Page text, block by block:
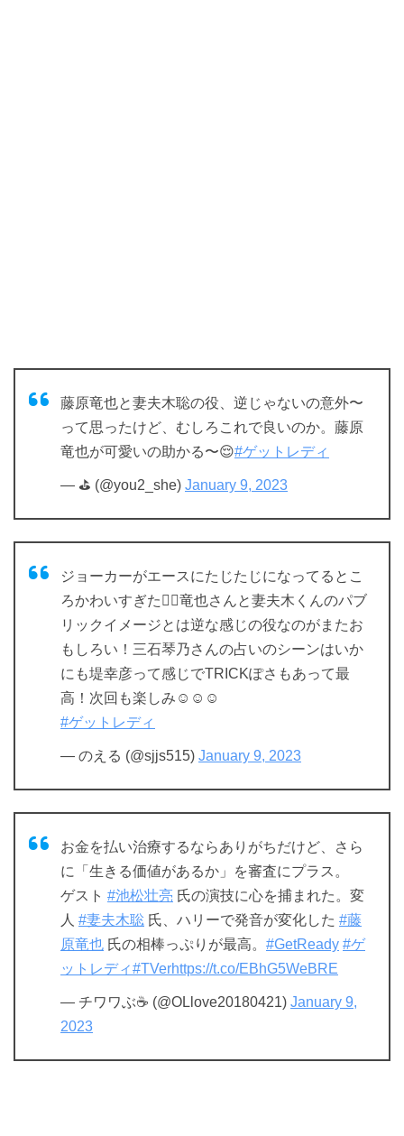
藤原竜也と妻夫木聡の役、逆じゃないの意外〜
って思ったけど、むしろこれで良いのか。藤原
竜也が可愛いの助かる〜😌#ゲットレディ
— ⛳️ (@you2_she) January 9, 2023
ジョーカーがエースにたじたじになってるとこ
ろかわいすぎた🤦‍♀️竜也さんと妻夫木くんのパブ
リックイメージとは逆な感じの役なのがまたお
もしろい！三石琴乃さんの占いのシーンはいか
にも堤幸彦って感じでTRICKぽさもあって最
高！次回も楽しみ☺️☺️☺️
#ゲットレディ
— のえる (@sjjs515) January 9, 2023
お金を払い治療するならありがちだけど、さら
に「生きる価値があるか」を審査にプラス。
ゲスト #池松壮亮 氏の演技に心を捕まれた。変
人 #妻夫木聡 氏、ハリーで発音が変化した #藤
原竜也 氏の相棒っぷりが最高。 #GetReady #ゲ
ットレディ#TVerhttps://t.co/EBhG5WeBRE
— チワワぶ☕ (@OLlove20180421) January 9,
2023